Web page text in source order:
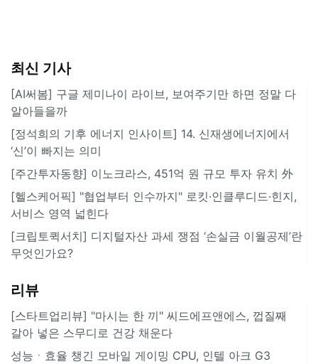
최신 기사
[AI써봄] 구글 제미나이 라이브, 보여주기만 하면 정말 다
알아들을까
[정석희의 기후 에너지 인사이트] 14. 신재생에너지에서
‘신’이 빠지는 의미
[주간투자동향] 이노크라스, 451억 원 규모 투자 유치 外
[헬스케어픽] "협업부터 인수까지" 로킷·인클루디드·힌지,
서비스 영역 넓힌다
[크립토퀵서치] 디지털자산 과세 쟁점 ‘손실금 이월공제’란
무엇인가요?
리뷰
[스타트업리뷰] "마시는 한 끼" 씨드에프앤에스, 껍질째
갈아 넣은 스무디로 건강 채운다
성능ㆍ효율 챙긴 모바일 게이밍 CPU, 인텔 아크 G3